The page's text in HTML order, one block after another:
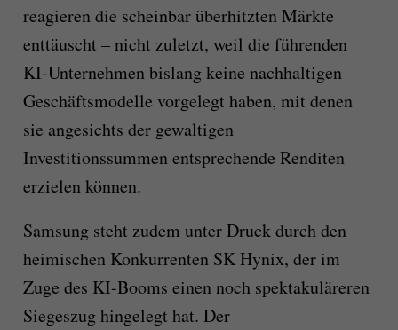
reagieren die scheinbar überhitzten Märkte
enttäuscht – nicht zuletzt, weil die führenden
KI-Unternehmen bislang keine nachhaltigen
Geschäftsmodelle vorgelegt haben, mit denen
sie angesichts der gewaltigen
Investitionssummen entsprechende Renditen
erzielen können.
Samsung steht zudem unter Druck durch den
heimischen Konkurrenten SK Hynix, der im
Zuge des KI-Booms einen noch spektakuläreren
Siegeszug hingelegt hat. Der